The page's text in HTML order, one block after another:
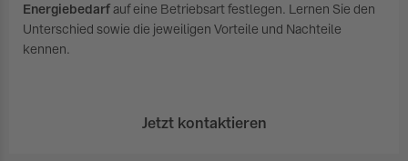
Energiebedarfauf eine Betriebsart festlegen. Lernen Sie den
Unterschied sowie die jeweiligen Vorteile und Nachteile
kennen.
Jetzt kontaktieren